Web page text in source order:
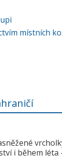
místních
i během